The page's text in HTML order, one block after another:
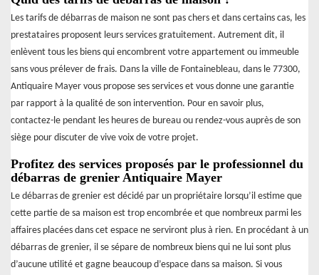
Les tarifs de débarras de maison ne sont pas chers et dans certains cas, les
prestataires proposent leurs services gratuitement. Autrement dit, il
enlèvent tous les biens qui encombrent votre appartement ou immeuble
sans vous prélever de frais. Dans la ville de Fontainebleau, dans le 77300,
Antiquaire Mayer vous propose ses services et vous donne une garantie
par rapport à la qualité de son intervention. Pour en savoir plus,
contactez-le pendant les heures de bureau ou rendez-vous auprès de son
siège pour discuter de vive voix de votre projet.
Profitez des services proposés par le professionnel du
débarras de grenier Antiquaire Mayer
Le débarras de grenier est décidé par un propriétaire lorsqu’il estime que
cette partie de sa maison est trop encombrée et que nombreux parmi les
affaires placées dans cet espace ne serviront plus à rien. En procédant à un
débarras de grenier, il se sépare de nombreux biens qui ne lui sont plus
d’aucune utilité et gagne beaucoup d’espace dans sa maison. Si vous